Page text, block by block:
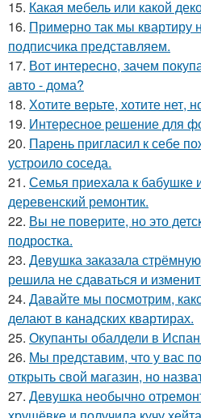
15. Какая мебель или какой
16. Примерно так мы квартиру
подписчика представляем.
17. Вот интересно, зачем
авто - дома?
18. Хотите верьте, хотите нет,
19. Интересное решение для
20. Парень пригласил к себе
устроило соседа.
21. Семья приехала к бабушке
деревенский ремонтик.
22. Вы не поверите, но это
подростка.
23. Девушка заказала
решила не сдаваться и
24. Давайте мы посмотрим,
делают в канадских квартирах.
25. Окупанты обалдели в
26. Мы представим, что у вас
открыть свой магазин, но
27. Девушка необычно